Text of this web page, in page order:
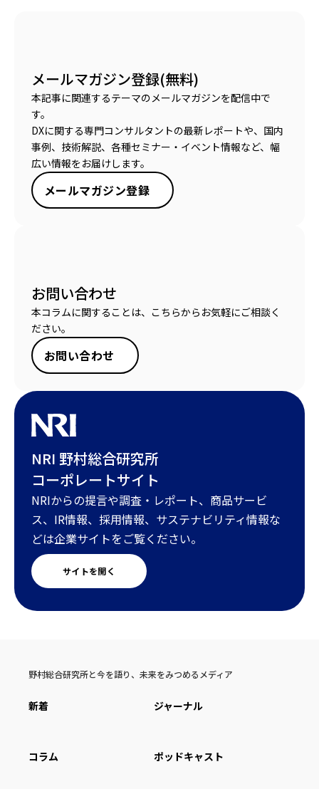
メールマガジン登録(無料)
本記事に関連するテーマのメールマガジンを配信中で
す。
DXに関する専門コンサルタントの最新レポートや、国内
事例、技術解説、各種セミナー・イベント情報など、幅
広い情報をお届けします。
メールマガジン登録
お問い合わせ
本コラムに関することは、こちらからお気軽にご相談く
ださい。
お問い合わせ
NRI 野村総合研究所
コーポレートサイト
NRIからの提言や調査・レポート、商品サービ
ス、IR情報、採用情報、サステナビリティ情報な
どは企業サイトをご覧ください。
サイトを開く
野村総合研究所と今を語り、未来をみつめるメディア
新着 ジャーナル
コラム ポッドキャスト